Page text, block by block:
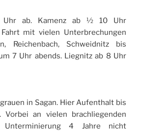
Uhr ab. Kamenz ab ½ 10 Uhr
mit vielen Unterbrechungen
Reichenbach, Schweidnitz bis
7 Uhr abends. Liegnitz ab 8 Uhr
in Sagan. Hier Aufenthalt bis
an vielen brachliegenden
Unterminierung 4 Jahre nicht